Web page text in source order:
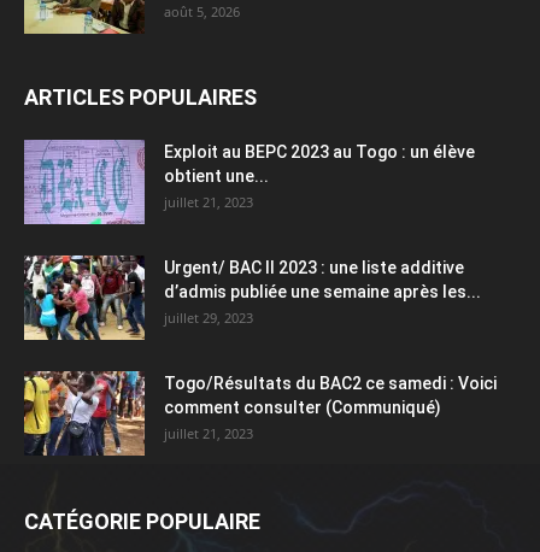
août 5, 2026
ARTICLES POPULAIRES
Exploit au BEPC 2023 au Togo : un élève
obtient une...
juillet 21, 2023
Urgent/ BAC II 2023 : une liste additive
d’admis publiée une semaine après les...
juillet 29, 2023
Togo/Résultats du BAC2 ce samedi : Voici
comment consulter (Communiqué)
juillet 21, 2023
CATÉGORIE POPULAIRE